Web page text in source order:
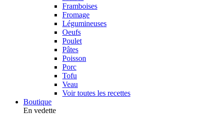
Framboises
Fromage
Légumineuses
Oeufs
Poulet
Pâtes
Poisson
Porc
Tofu
Veau
Voir toutes les recettes
Boutique
En vedette